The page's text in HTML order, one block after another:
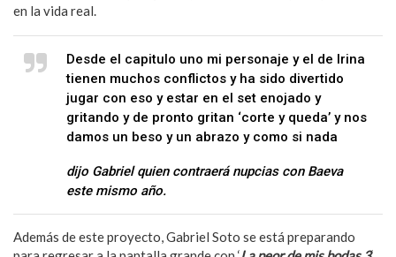
en la vida real.
Desde el capitulo uno mi personaje y el de Irina
tienen muchos conflictos y ha sido divertido
jugar con eso y estar en el set enojado y
gritando y de pronto gritan ‘corte y queda’ y nos
damos un beso y un abrazo y como si nada
dijo Gabriel quien contraerá nupcias con Baeva
este mismo año.
Además de este proyecto, Gabriel Soto se está preparando